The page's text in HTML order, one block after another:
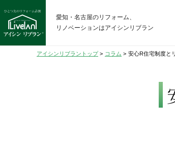
愛知・名古屋のリフォーム、
リノベーションはアイシンリブラン
アイシンリブラントップ> コラム > 安心R住宅制度と